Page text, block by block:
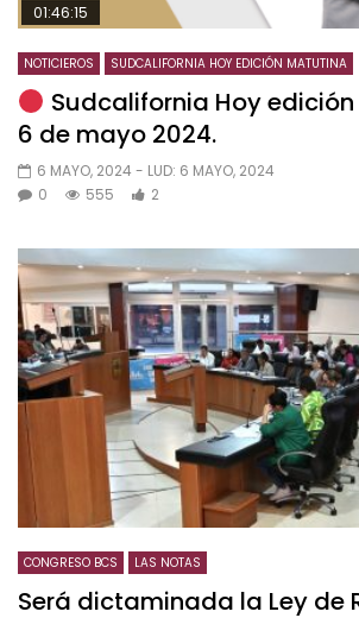
01:46:15
NOTICIEROS SUDCALIFORNIA HOY EDICIÓN MATUTINA
Sudcalifornia Hoy
6 de mayo 2024.
6 MAYO, 2024 - LUD: 6 MAYO, 2024
0
555 2
CONGRESO BCS LAS NOTAS
Será dictaminada la Ley de